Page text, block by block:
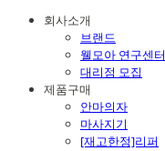
회사소개
브랜드
웰모아 연구센터
대리점 모집
제품구매
안마의자
마사지기
[재고한정]리퍼